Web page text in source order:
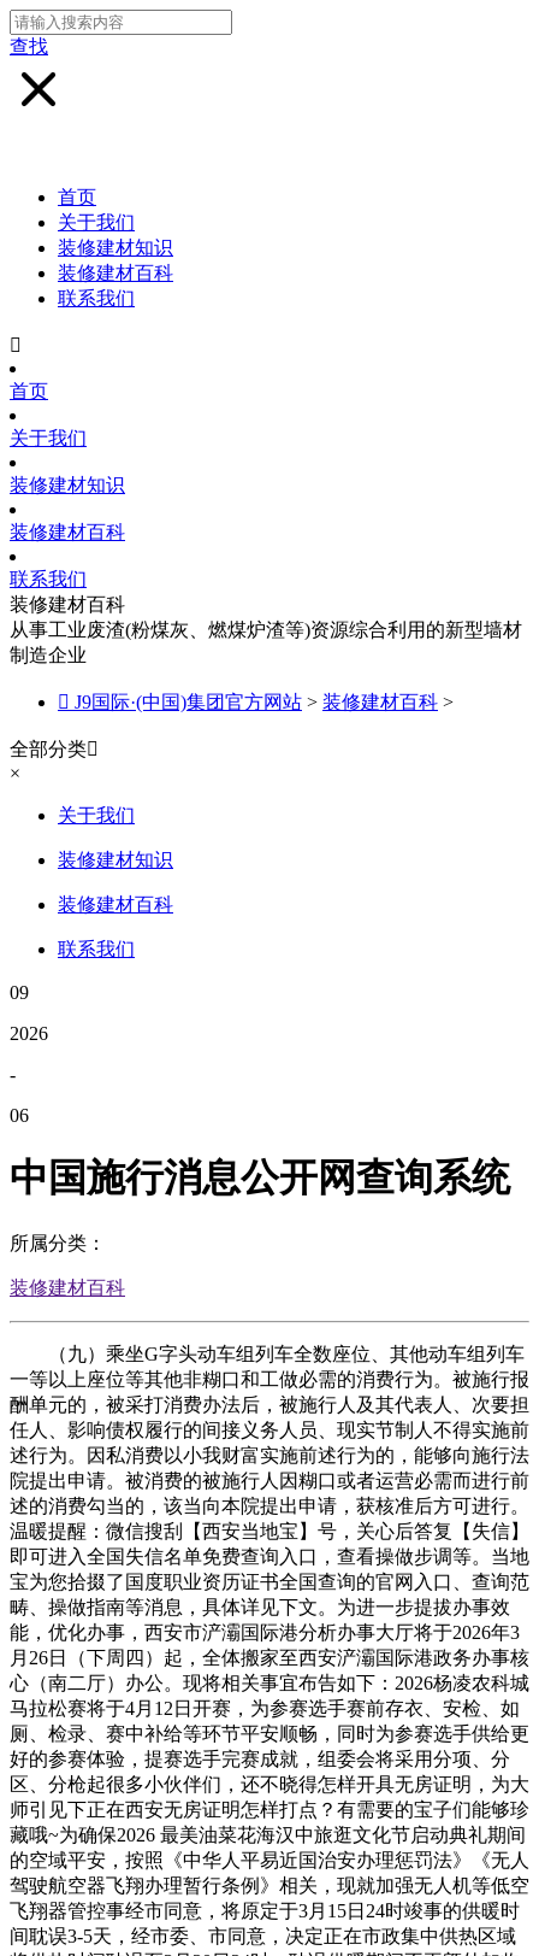
查找
首页
关于我们
装修建材知识
装修建材百科
联系我们

首页
关于我们
装修建材知识
装修建材百科
联系我们
装修建材百科
从事工业废渣(粉煤灰、燃煤炉渣等)资源综合利用的新型墙材
制造企业
 J9国际·(中国)集团官方网站 > 装修建材百科 >
全部分类
×
关于我们
装修建材知识
装修建材百科
联系我们
09
2026
-
06
中国施行消息公开网查询系统
所属分类：
装修建材百科
（九）乘坐G字头动车组列车全数座位、其他动车组列车
一等以上座位等其他非糊口和工做必需的消费行为。被施行报
酬单元的，被采打消费办法后，被施行人及其代表人、次要担
任人、影响债权履行的间接义务人员、现实节制人不得实施前
述行为。因私消费以小我财富实施前述行为的，能够向施行法
院提出申请。被消费的被施行人因糊口或者运营必需而进行前
述的消费勾当的，该当向本院提出申请，获核准后方可进行。
温暖提醒：微信搜刮【西安当地宝】号，关心后答复【失信】
即可进入全国失信名单免费查询入口，查看操做步调等。当地
宝为您拾掇了国度职业资历证书全国查询的官网入口、查询范
畴、操做指南等消息，具体详见下文。为进一步提拔办事效
能，优化办事，西安市浐灞国际港分析办事大厅将于2026年3
月26日（下周四）起，全体搬家至西安浐灞国际港政务办事核
心（南二厅）办公。现将相关事宜布告如下：2026杨凌农科城
马拉松赛将于4月12日开赛，为参赛选手赛前存衣、安检、如
厕、检录、赛中补给等环节平安顺畅，同时为参赛选手供给更
好的参赛体验，提赛选手完赛成就，组委会将采用分项、分
区、分枪起很多小伙伴们，还不晓得怎样开具无房证明，为大
师引见下正在西安无房证明怎样打点？有需要的宝子们能够珍
藏哦~为确保2026 最美油菜花海汉中旅逛文化节启动典礼期间
的空域平安，按照《中华人平易近国治安办理惩罚法》《无人
驾驶航空器飞翔办理暂行条例》相关，现就加强无人机等低空
飞翔器管控事经市同意，将原定于3月15日24时竣事的供暖时
间耽误3-5天，经市委、市同意，决定正在市政集中供热区域